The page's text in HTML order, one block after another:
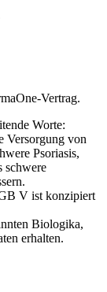
Vertrag.
Worte:
Versorgung von
Psoriasis,
schwere
V ist konzipiert
Biologika,
erhalten.